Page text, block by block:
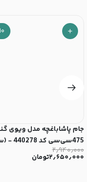
۱۰
جام پاشاباغچه مدل ویوی
عددی)
۲٫۹۴۰٫۰۰۰
۲٫۶۵۰٫۰۰۰تومان